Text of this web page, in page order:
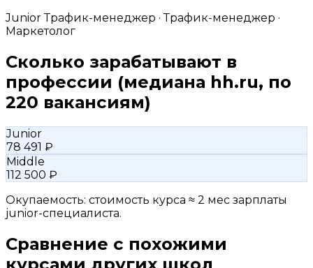
Junior Трафик-менеджер · Трафик-менеджер ·
Маркетолог
Сколько зарабатывают в
профессии (медиана hh.ru, по
220 вакансиям)
Junior
78 491 ₽
Middle
112 500 ₽
Окупаемость: стоимость курса ≈ 2 мес зарплаты
junior-специалиста.
Сравнение с похожими